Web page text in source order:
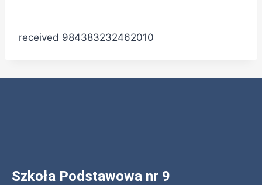
received 984383232462010
Szkoła Podstawowa nr 9